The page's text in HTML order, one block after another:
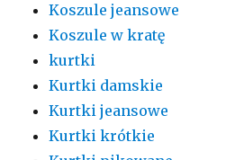
Koszule jeansowe
Koszule w kratę
kurtki
Kurtki damskie
Kurtki jeansowe
Kurtki krótkie